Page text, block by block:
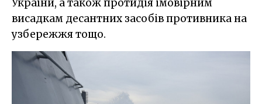
України, а також протидія імовірним
висадкам десантних засобів противника на
узбережжя тощо.